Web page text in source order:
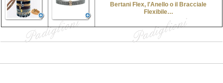
Bertani Flex, l'Anello o il Bracciale
Flexibile…